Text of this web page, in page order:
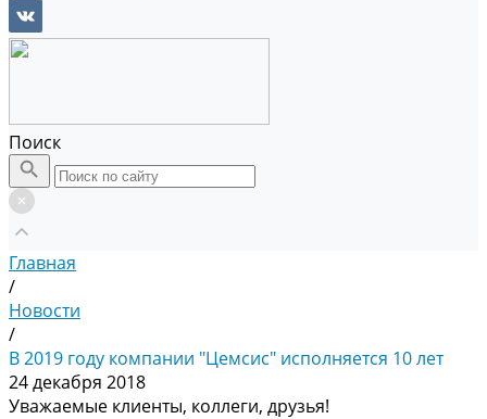
Поиск
Главная
/
Новости
/
В 2019 году компании "Цемсис" исполняется 10 лет
24 декабря 2018
Уважаемые клиенты, коллеги, друзья!